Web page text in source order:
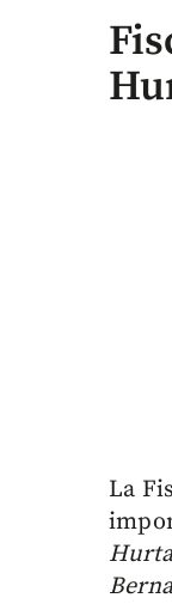
La